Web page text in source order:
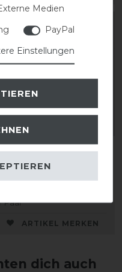
Fersenkeile
Paar
ARTIKEL MERKEN
dich auch
Medien
PayPal
Einstellungen